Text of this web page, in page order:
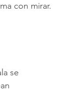
con mirar.
se